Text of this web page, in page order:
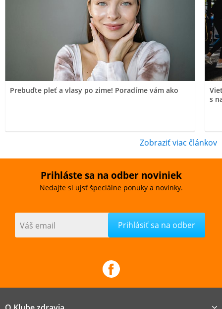
Prebuďte pleť a vlasy po zime! Poradíme vám ako
s
Zobraziť viac článkov
Prihláste sa na odber noviniek
Nedajte si ujsť špeciálne ponuky a novinky.
Váš email